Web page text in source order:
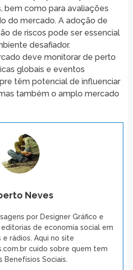
bem como para avaliações
do mercado. A adoção de
de riscos pode ser essencial
desafiador.
deve monitorar de perto
globais e eventos
têm potencial de influenciar
também o amplo mercado
Neves
por Designer Gráfico e
de economia social em
e rádios. Aqui no site
cuido sobre quem tem
Benefísios Sociais.